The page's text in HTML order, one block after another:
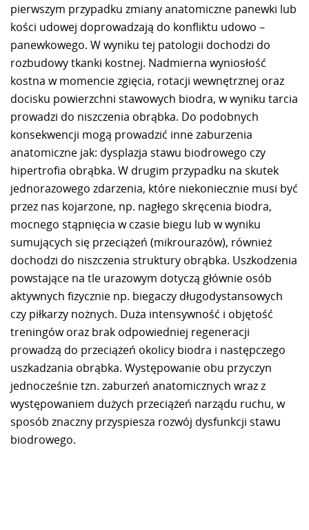
pierwszym przypadku zmiany anatomiczne panewki lub
kości udowej doprowadzają do konfliktu udowo –
panewkowego. W wyniku tej patologii dochodzi do
rozbudowy tkanki kostnej. Nadmierna wyniosłość
kostna w momencie zgięcia, rotacji wewnętrznej oraz
docisku powierzchni stawowych biodra, w wyniku tarcia
prowadzi do niszczenia obrąbka. Do podobnych
konsekwencji mogą prowadzić inne zaburzenia
anatomiczne jak: dysplazja stawu biodrowego czy
hipertrofia obrąbka. W drugim przypadku na skutek
jednorazowego zdarzenia, które niekoniecznie musi być
przez nas kojarzone, np. nagłego skręcenia biodra,
mocnego stąpnięcia w czasie biegu lub w wyniku
sumujących się przeciążeń (mikrourazów), również
dochodzi do niszczenia struktury obrąbka. Uszkodzenia
powstające na tle urazowym dotyczą głównie osób
aktywnych fizycznie np. biegaczy długodystansowych
czy piłkarzy nożnych. Duża intensywność i objętość
treningów oraz brak odpowiedniej regeneracji
prowadzą do przeciążeń okolicy biodra i następczego
uszkadzania obrąbka. Występowanie obu przyczyn
jednocześnie tzn. zaburzeń anatomicznych wraz z
występowaniem dużych przeciążeń narządu ruchu, w
sposób znaczny przyspiesza rozwój dysfunkcji stawu
biodrowego.